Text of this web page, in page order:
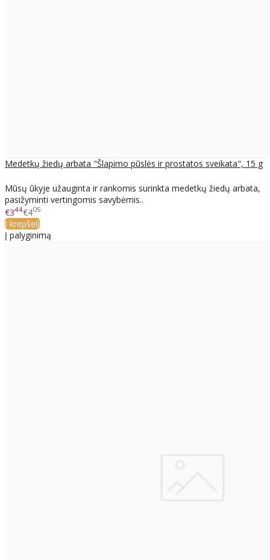
Medetkų žiedų arbata "Šlapimo pūslės ir prostatos sveikata", 15 g
Mūsų ūkyje užauginta ir rankomis surinkta medetkų žiedų arbata,
pasižyminti vertingomis savybėmis..
€344€405
Į krepšelį
Į palyginimą